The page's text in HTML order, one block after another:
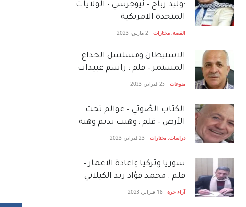
:وليد رباح – نيوجرسي – الولايات
المتحدة الامريكية
القصة, مختارات 2 مارس، 2023
الاستيطان ومسلسل الخداع
المستمر – قلم : راسم عبيدات
منوعات 23 فبراير، 2023
الكتاب الصَّوتي – عوالم تحت
الأرض – قلم : وهيب نديم وهبه
دراسات, مختارات 23 فبراير، 2023
سوريا وتركيا واعادة الاعمار –
قلم : محمد فؤاد زيد الكيلاني
آراء حرة 18 فبراير، 2023